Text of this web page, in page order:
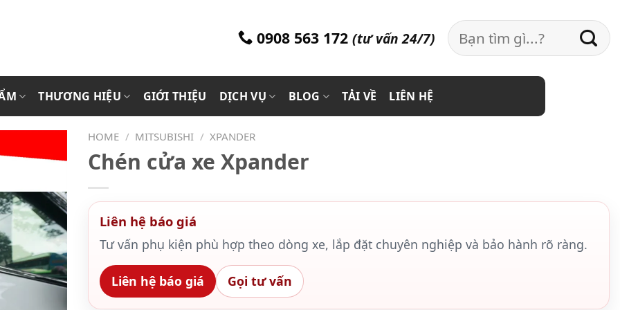
0908 563 172 (tư vấn 24/7)
Search
for:
THƯƠNG HIỆU GIỚI THIỆU DỊCH VỤ BLOG TẢI VỀ LIÊN HỆ
HOME / MITSUBISHI / XPANDER
Chén cửa xe Xpander
Liên hệ báo giá
Tư vấn phụ kiện phù hợp theo dòng xe, lắp đặt chuyên nghiệp và bảo hành rõ ràng.
Liên hệ báo giá Gọi tư vấn